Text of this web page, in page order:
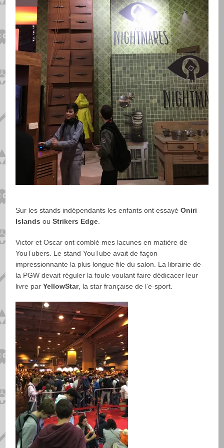
Sur les stands indépendants les enfants ont essayéOniri
Islands ouStrikers Edge
Victor et Oscar ont comblé mes lacunes en matière de
YouTubers. Le stand YouTube avait de façon
impressionnante la plus longue file du salon. La librairie de
la PGW devait réguler la foule voulant faire dédicacer leur
livre parYellowStar, la star française de l’e-sport.